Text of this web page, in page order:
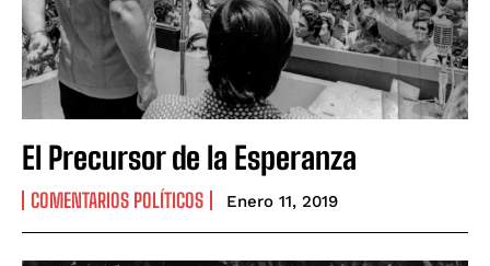
El Precursor de la Esperanza
COMENTARIOS POLÍTICOS Enero 11, 2019